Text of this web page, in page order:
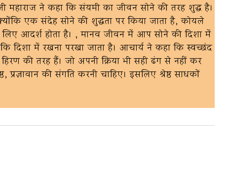
महाराज ने कहा कि संयमी का जीवन सोने की तरह शुद्ध है।
एक संदेह सोने की शुद्धता पर किया जाता है, कोयले
के लिए आदर्श होता है। , मानव जीवन में आप सोने की दिशा में
में रखना परखा जाता है। आचार्य ने कहा कि स्वच्छंद
की तरह हैं। जो अपनी क्रिया भी सही ढंग से नहीं कर
की संगति करनी चाहिए। इसलिए श्रेष्ठ साधकों